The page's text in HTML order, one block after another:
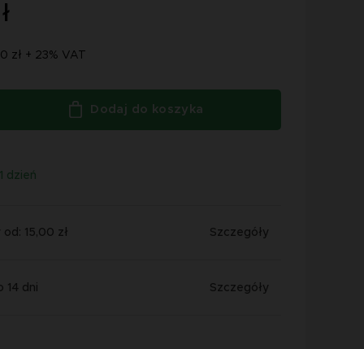
zł + 23% VAT
Dodaj do koszyka
1 dzień
15,00 zł Szczegóły
14 dni Szczegóły